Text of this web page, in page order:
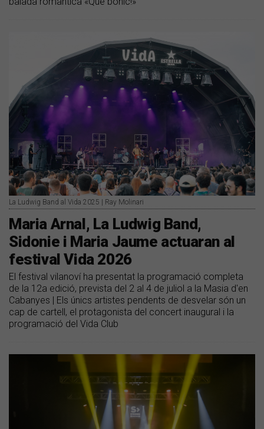
La Ludwig Band al Vida 2025 | Ray Molinari
Maria Arnal, La Ludwig Band,
Sidonie i Maria Jaume actuaran al
festival Vida 2026
El festival vilanoví ha presentat la programació completa
de la 12a edició, prevista del 2 al 4 de juliol a la Masia d'en
Cabanyes | Els únics artistes pendents de desvelar són un
cap de cartell, el protagonista del concert inaugural i la
programació del Vida Club